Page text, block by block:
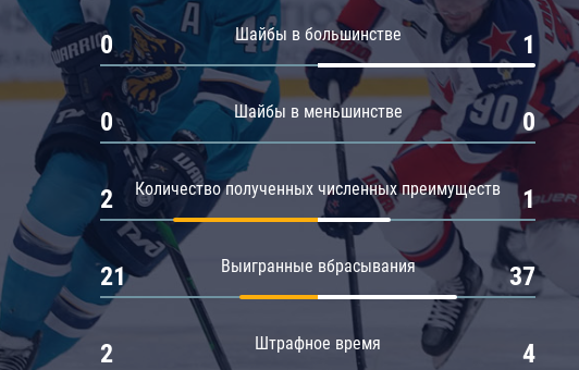
Амур
Барыс
Салават Юлаев
Шайбы в большинстве
0 1
Шайбы в меньшинстве
0 0
Количество полученных численных преимуществ
2 1
Выигранные вбрасывания
21 37
Штрафное время
2 4